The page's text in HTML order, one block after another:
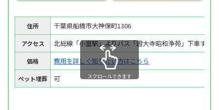
住所 千葉県船橋市大神保町1306
アクセス 北総線「小室駅」よりバス「證大寺昭和浄苑」下車すぐ
価格 費用を詳しく知りたい方はこちら
ペット埋葬 可 スクロールできます